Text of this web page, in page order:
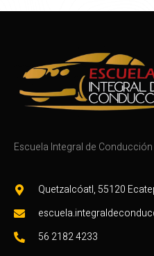
Escuela Integral de
Quetzalcóatl, 55120
56 2182 4233